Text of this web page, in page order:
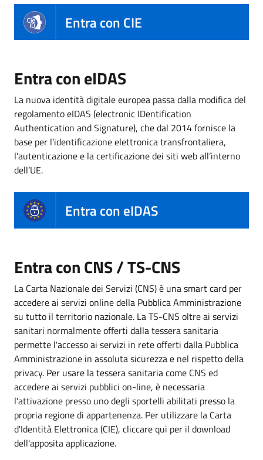
Entra con CIE
Entra con eIDAS
La nuova identità digitale europea passa dalla modifica del
regolamento eIDAS (electronic IDentification
Authentication and Signature), che dal 2014 fornisce la
base per l’identificazione elettronica transfrontaliera,
l’autenticazione e la certificazione dei siti web all’interno
dell’UE.
Entra con eIDAS
Entra con CNS / TS-CNS
La Carta Nazionale dei Servizi (CNS) è una smart card per
accedere ai servizi online della Pubblica Amministrazione
su tutto il territorio nazionale. La TS-CNS oltre ai servizi
sanitari normalmente offerti dalla tessera sanitaria
permette l'accesso ai servizi in rete offerti dalla Pubblica
Amministrazione in assoluta sicurezza e nel rispetto della
privacy. Per usare la tessera sanitaria come CNS ed
accedere ai servizi pubblici on-line, è necessaria
l'attivazione presso uno degli sportelli abilitati presso la
propria regione di appartenenza. Per utilizzare la Carta
d'Identità Elettronica (CIE), cliccare qui per il download
dell'apposita applicazione.